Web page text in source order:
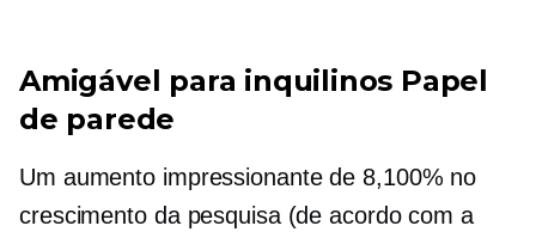
Amigável para inquilinos Papel
de parede
Um aumento impressionante de 8,100% no
crescimento da pesquisa (de acordo com a